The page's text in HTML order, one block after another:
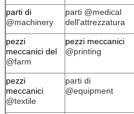
parti di
@machinery
parti @medical
dell'attrezzatura
pezzi
meccanici del
@farm
pezzi meccanici
@printing
pezzi
meccanici
@textile
parti di
@equipment